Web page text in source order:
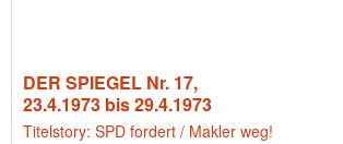
DER SPIEGEL Nr. 17,
23.4.1973 bis 29.4.1973
Titelstory: SPD fordert / Makler weg!